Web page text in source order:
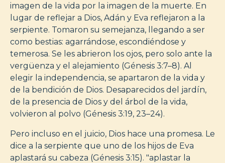
imagen de la vida por la imagen de la muerte. En
lugar de reflejar a Dios, Adán y Eva reflejaron a la
serpiente. Tomaron su semejanza, llegando a ser
como bestias: agarrándose, escondiéndose y
temerosa. Se les abrieron los ojos, pero solo ante la
vergüenza y el alejamiento (Génesis 3:7–8). Al
elegir la independencia, se apartaron de la vida y
de la bendición de Dios. Desaparecidos del jardín,
de la presencia de Dios y del árbol de la vida,
volvieron al polvo (Génesis 3:19, 23–24).
Pero incluso en el juicio, Dios hace una promesa. Le
dice a la serpiente que uno de los hijos de Eva
aplastará su cabeza (Génesis 3:15). "aplastar la